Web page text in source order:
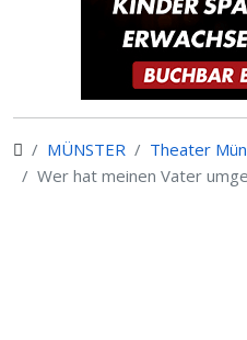
MÜNSTER
Theater
Wer hat meinen Vater